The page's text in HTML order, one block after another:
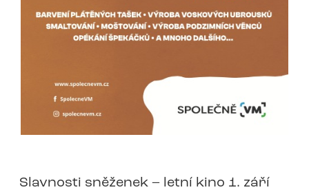
Slavnosti sněženek – letní kino 1. září